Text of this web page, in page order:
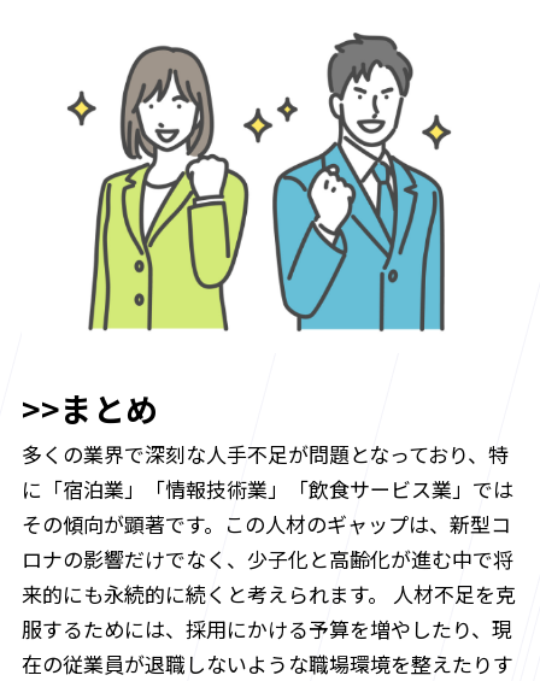
>>まとめ
多くの業界で深刻な人手不足が問題となっており、特
に「宿泊業」「情報技術業」「飲食サービス業」では
その傾向が顕著です。この人材のギャップは、新型コ
ロナの影響だけでなく、少子化と高齢化が進む中で将
来的にも永続的に続くと考えられます。 人材不足を克
服するためには、採用にかける予算を増やしたり、現
在の従業員が退職しないような職場環境を整えたりす